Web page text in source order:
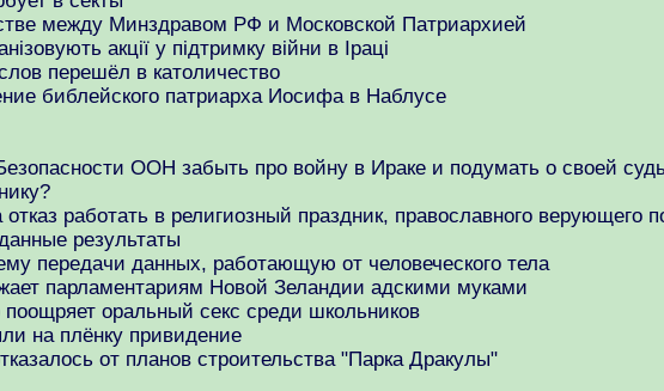
между Минздравом РФ и Московской Патриархией
акції у підтримку війни в Іраці
перешёл в католичество
библейского патриарха Иосифа в Наблусе
ООН забыть про войну в Ираке и подумать о своей
работать в религиозный праздник, православного верующего
результаты
передачи данных, работающую от человеческого тела
парламентариям Новой Зеландии адскими муками
поощряет оральный секс среди школьников
на плёнку привидение
от планов строительства "Парка Дракулы"